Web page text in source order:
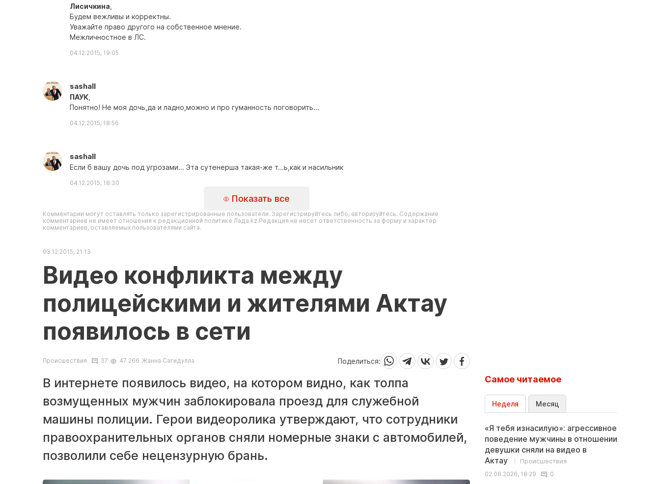
Лисичкина
Будем вежливы и корректны.
Уважайте право другого на собственное мнение.
Межличностное в ЛС.
04.12.2015, 19:05
sashall
ПАУК
Понятно! Не моя дочь,да и ладно,можно и про гуманность поговорить...
04.12.2015, 18:56
sashall
Если б вашу дочь под угрозами... Эта сутенерша такая-же т...ь,как и насильник
04.12.2015, 18:30
Показать все
Комментарии могут оставлять только зарегистрированные пользователи. Зарегистрируйтесь либо, авторизуйтесь. Содержание
комментариев не имеет отношения к редакционной политике Лада.kz.Редакция не несет ответственность за форму и характер
комментариев, оставляемых пользователями сайта.
03.12.2015, 21:13
Видео конфликта между
полицейскими и жителями Актау
появилось в сети
Происшествия 37 47 266 Жанна Сагидулла Поделиться:
В интернете появилось видео, на котором видно, как толпа
возмущенных мужчин заблокировала проезд для служебной
машины полиции. Герои видеоролика утверждают, что сотрудники
правоохранительных органов сняли номерные знаки с автомобилей,
позволили себе нецензурную брань.
Самое читаемое
Неделя Месяц
«Я тебя изнасилую»: агрессивное
поведение мужчины в отношении
девушки сняли на видео в
Актау
Происшествия
02.08.2026, 18:29
0